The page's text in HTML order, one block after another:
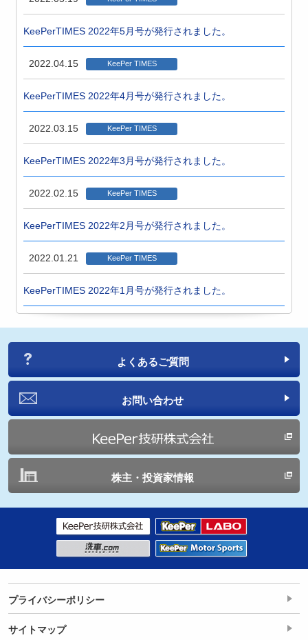
KeePerTIMES 2022年5月号が発行されました。
2022.04.15 KeePer TIMES
KeePerTIMES 2022年4月号が発行されました。
2022.03.15 KeePer TIMES
KeePerTIMES 2022年3月号が発行されました。
2022.02.15 KeePer TIMES
KeePerTIMES 2022年2月号が発行されました。
2022.01.21 KeePer TIMES
KeePerTIMES 2022年1月号が発行されました。
よくあるご質問
お問い合わせ
株主・投資家情報
プライバシーポリシー
サイトマップ